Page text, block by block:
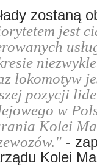
zostaną
jest
lokomotyw
pozycji
w
Kolei
-
Kolei